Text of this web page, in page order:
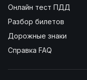
Онлайн тест ПДД
Разбор билетов
Дорожные знаки
Справка FAQ